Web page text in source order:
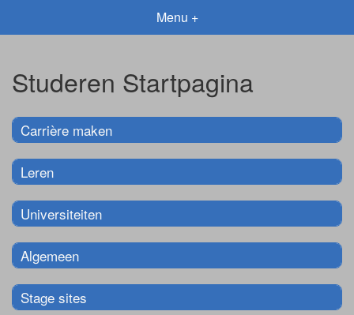
Menu +
Studeren Startpagina
Carrière maken
Leren
Universiteiten
Algemeen
Stage sites